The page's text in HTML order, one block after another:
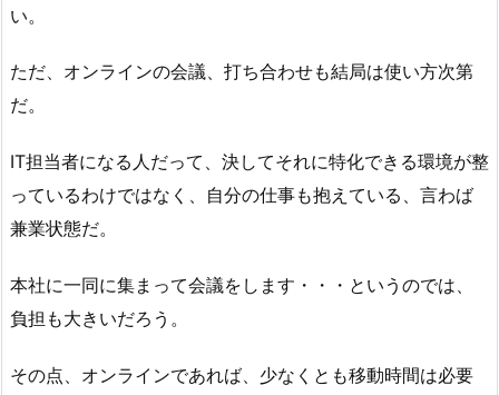
い。
ただ、オンラインの会議、打ち合わせも結局は使い方次第
だ。
IT担当者になる人だって、決してそれに特化できる環境が整
っているわけではなく、自分の仕事も抱えている、言わば
兼業状態だ。
本社に一同に集まって会議をします・・・というのでは、
負担も大きいだろう。
その点、オンラインであれば、少なくとも移動時間は必要